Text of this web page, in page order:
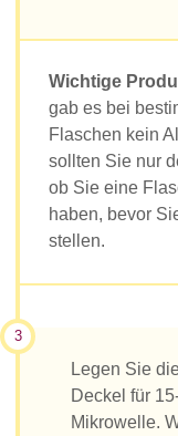
Wichtige
gab es bei
Flaschen kein
sollten Sie nur
ob Sie eine
haben, bevor
stellen.
3
Legen Sie
Deckel für
Mikrowelle.